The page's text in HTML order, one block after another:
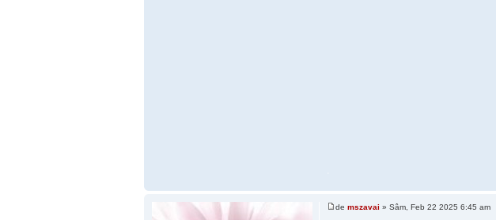
de mszavai » Sâm, Feb 22 2025 6:45 am